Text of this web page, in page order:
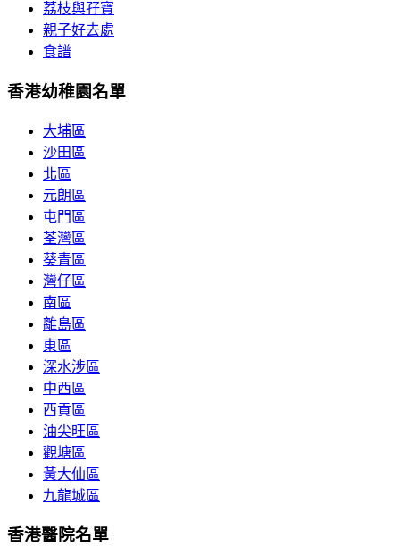
荔枝與孖寶
親子好去處
食譜
香港幼稚園名單
大埔區
沙田區
北區
元朗區
屯門區
荃灣區
葵青區
灣仔區
南區
離島區
東區
深水涉區
中西區
西貢區
油尖旺區
觀塘區
黃大仙區
九龍城區
香港醫院名單